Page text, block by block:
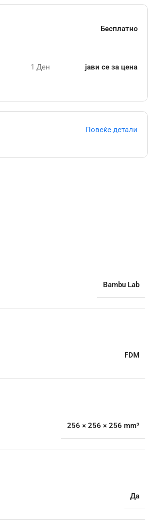
Бесплатно
1 Ден јави се за цена
Повеќе детали
Bambu Lab
FDM
256 × 256 × 256 mm³
Да